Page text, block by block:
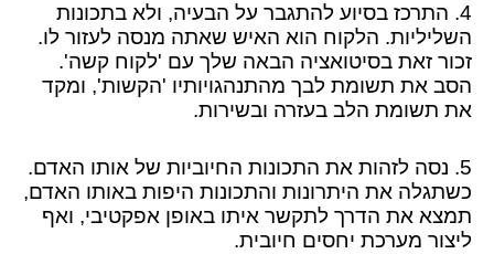
4. התרכז בסיוע להתגבר על הבעיה, ולא בתכונות
השליליות. הלקוח הוא האיש שאתה מנסה לעזור לו.
זכור זאת בסיטואציה הבאה שלך עם 'לקוח קשה'.
הסב את תשומת לבך מהתנהגויותיו 'הקשות', ומקד
את תשומת הלב בעזרה ובשירות.
5. נסה לזהות את התכונות החיוביות של אותו האדם.
כשתגלה את היתרונות והתכונות היפות באותו האדם,
תמצא את הדרך לתקשר איתו באופן אפקטיבי, ואף
ליצור מערכת יחסים חיובית.